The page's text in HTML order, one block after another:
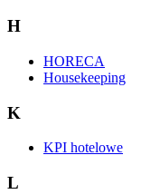
H
HORECA
Housekeeping
K
KPI hotelowe
L